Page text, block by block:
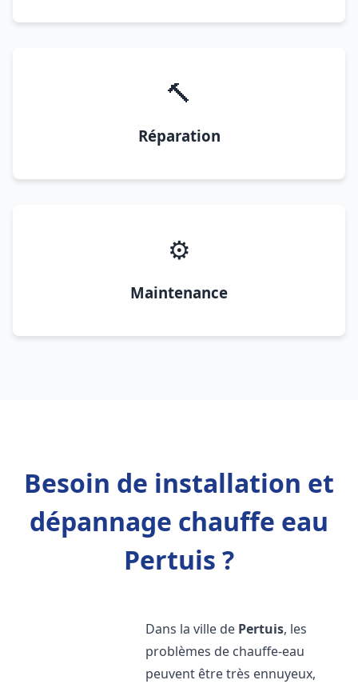
🔨
Réparation
⚙️
Maintenance
Besoin de installation et
dépannage chauffe eau
Pertuis ?
Dans la ville de Pertuis, les
problèmes de chauffe-eau
peuvent être très ennuyeux,